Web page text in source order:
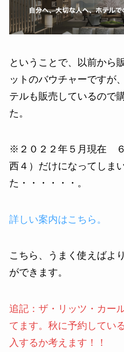
ということで、以前から
ットのバウチャーですが
テルも販売しているので
た。
※２０２２年５月現在
西４）だけになってしま
た・・・・・・。
詳しい案内はこちら。
こちら、うまく使えばよ
ができます。
追記：ザ・リッツ・カー
てます。秋に予約してい
入するか考えます！！